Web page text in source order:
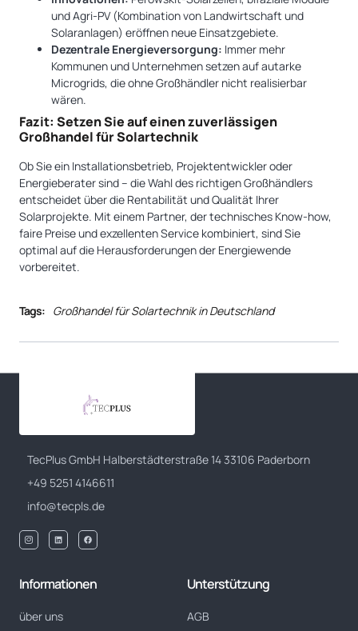
und Agri-PV (Kombination von Landwirtschaft und
Solaranlagen) eröffnen neue Einsatzgebiete.
Dezentrale Energieversorgung: Immer mehr
Kommunen und Unternehmen setzen auf autarke
Microgrids, die ohne Großhändler nicht realisierbar
wären.
Fazit: Setzen Sie auf einen zuverlässigen
Großhandel für Solartechnik
Ob Sie ein Installationsbetrieb, Projektentwickler oder
Energieberater sind – die Wahl des richtigen Großhändlers
entscheidet über die Rentabilität und Qualität Ihrer
Solarprojekte. Mit einem Partner, der technisches Know-how,
faire Preise und exzellenten Service kombiniert, sind Sie
optimal auf die Herausforderungen der Energiewende
vorbereitet.
Tags: Großhandel für Solartechnik in Deutschland
TecPlus GmbH Halberstädterstraße 14 33106 Paderborn
+49 5251 4146611
info@tecpls.de
Informationen
über uns
Unterstützung
AGB